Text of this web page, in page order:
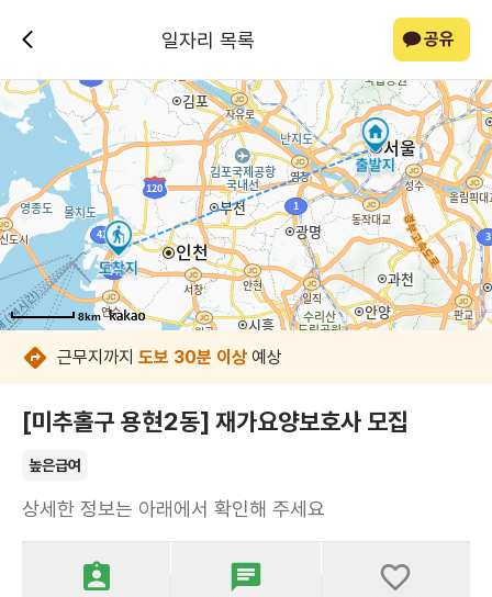
일자리 목록 공유
8km
8km
8km
8km
8km
8km
8km
8km
근무지까지 도보 30분 이상 예상
[미추홀구 용현2동] 재가요양보호사 모집
높은급여
상세한 정보는 아래에서 확인해 주세요